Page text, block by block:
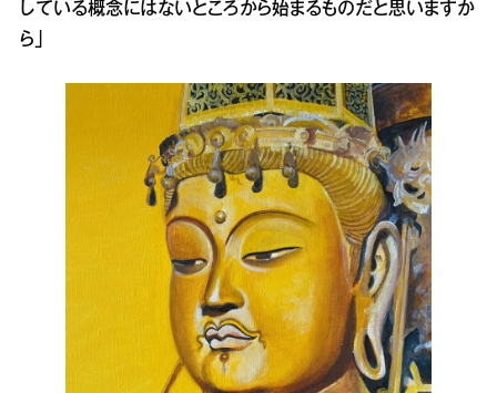
している概念にはないところから始まるものだと思いますか
ら」